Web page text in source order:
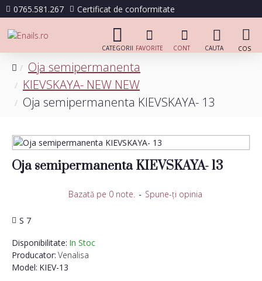
0765.581.267 Certificat de conformitate
Oja semipermanenta
KIEVSKAYA- NEW NEW
Oja semipermanenta KIEVSKAYA- 13
Oja semipermanenta KIEVSKAYA- 13
Disponibilitate: In Stoc
Producator: Venalisa
Model: KIEV-13
S 7
Bazată pe 0 note. - Spune-ţi opinia